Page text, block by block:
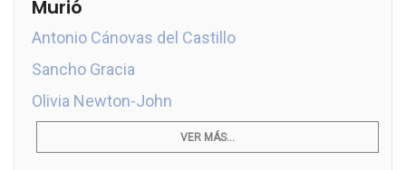
Murió
Antonio Cánovas del Castillo
Sancho Gracia
Olivia Newton-John
VER MÁS...